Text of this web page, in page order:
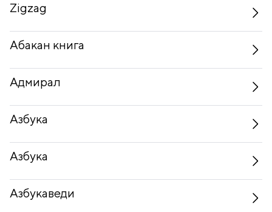
Zigzag
Абакан книга
Адмирал
Азбука
Азбука
Азбукаведи